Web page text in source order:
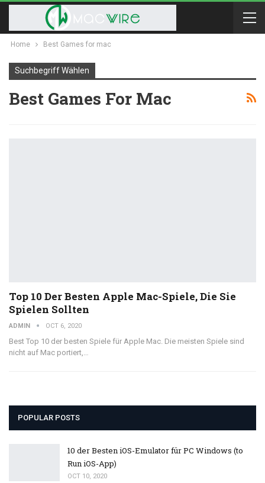
Home Best Games for mac
Suchbegriff Wählen
Best Games For Mac
Top 10 Der Besten Apple Mac-Spiele, Die Sie
Spielen Sollten
ADMIN OCT 6, 2020
Best Top 10 der besten Spiele für Apple Mac. Die meisten Spiele sind
nicht auf Mac portiert,…
POPULAR POSTS
10 der Besten iOS-Emulator für PC Windows (to
Run iOS-App)
OCT 10, 2020